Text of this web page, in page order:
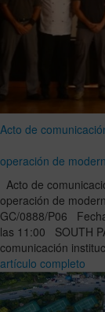
Acto de
operación de
Acto de
operación de
GC/0888/P06
las 11:00 SOUTH
comunicación
artículo completo